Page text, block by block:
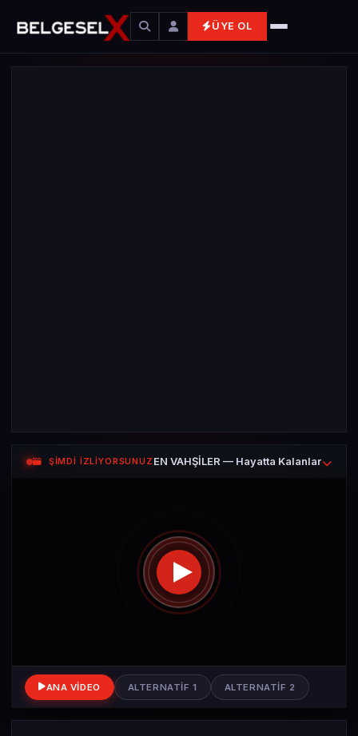
ÜYE OL
ŞİMDİ İZLİYORSUNUZ EN VAHŞİLER — Hayatta Kalanlar
ANA VIDEO ALTERNATIF 1 ALTERNATIF 2